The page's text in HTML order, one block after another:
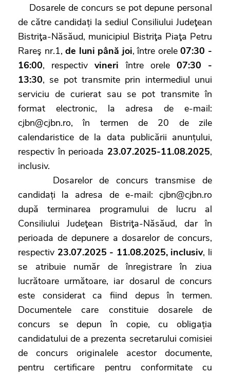
Dosarele de concurs se pot depune personal
de către candidați la sediul Consiliului Judeţean
Bistriţa-Năsăud, municipiul Bistriţa Piaţa Petru
Rareş nr.1,de luni până joi, între orele07:30 -
16:00, respectivvineri între orele07:30 -
13:30, se pot transmite prin intermediul unui
serviciu de curierat sau se pot transmite în
format electronic, la adresa de e-mail:
cjbn@cjbn.ro, în termen de 20 de zile
calendaristice de la data publicării anunțului,
respectiv în perioada 23.07.2025-11.08.2025,
inclusiv.
Dosarelor de concurs transmise de
candidați la adresa de e-mail: cjbn@cjbn.ro
după terminarea programului de lucru al
Consiliului Judeţean Bistriţa-Năsăud, dar în
perioada de depunere a dosarelor de concurs,
respectiv 23.07.2025 - 11.08.2025, inclusiv, li
se atribuie număr de înregistrare în ziua
lucrătoare următoare, iar dosarul de concurs
este considerat ca fiind depus în termen.
Documentele care constituie dosarele de
concurs se depun în copie, cu obligația
candidatului de a prezenta secretarului comisiei
de concurs originalele acestor documente,
pentru certificare pentru conformitate cu